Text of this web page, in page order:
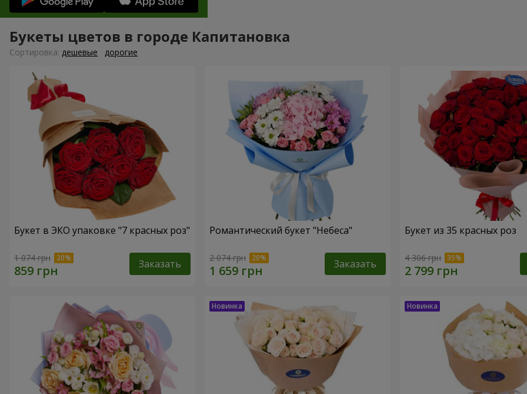
Букеты цветов в городе Капитановка
Cортировка: дешевые дорогие
Букет в ЭКО упаковке "7 красных роз"
1 074 грн Заказать
Романтический букет "Небеса"
2 074 грн Заказать
Букет из 35 красных роз
4 306 грн